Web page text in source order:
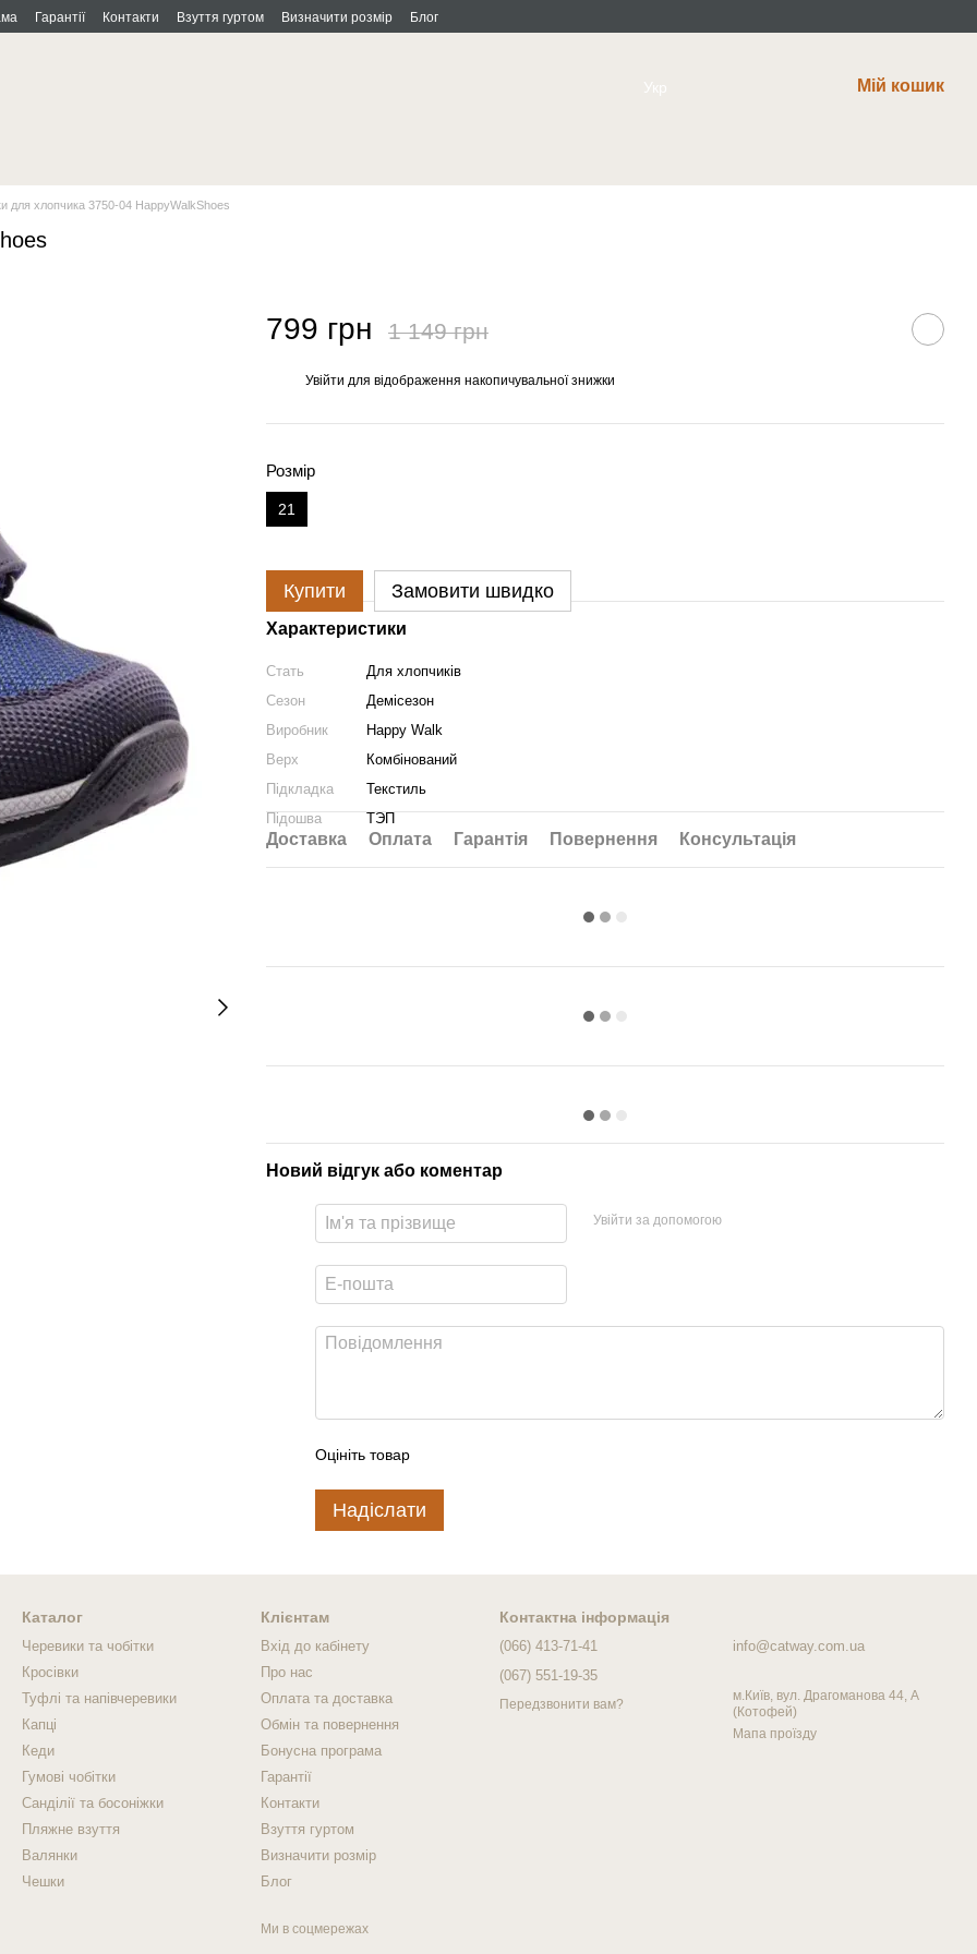
Гарантії Контакти Взуття гуртом Визначити розмір Блог
Укр Мій кошик
для хлопчика 3750-04 HappyWalkShoes
799 грн 1 149 грн
Увійти для відображення накопичувальної знижки
Розмір
21
Купити Замовити швидко
Характеристики
Стать
Для хлопчиків
Сезон
Демісезон
Виробник
Happy Walk
Верх
Комбінований
Підкладка
Текстиль
Підошва
ТЭП
Доставка Оплата Гарантія Повернення Консультація
Новий відгук або коментар
Увійти за допомогою
Оцініть товар
Надіслати
Каталог
Черевики та чобітки
Кросівки
Туфлі та напівчеревики
Капці
Кеди
Гумові чобітки
Санділії та босоніжки
Пляжне взуття
Валянки
Чешки
Клієнтам
Вхід до кабінету
Про нас
Оплата та доставка
Обмін та повернення
Бонусна програма
Гарантії
Контакти
Взуття гуртом
Визначити розмір
Блог
Ми в соцмережах
Контактна інформація
(066) 413-71-41
(067) 551-19-35
Передзвонити вам?
info@catway.com.ua
м.Київ, вул. Драгоманова 44, А
(Котофей)
Мапа проїзду